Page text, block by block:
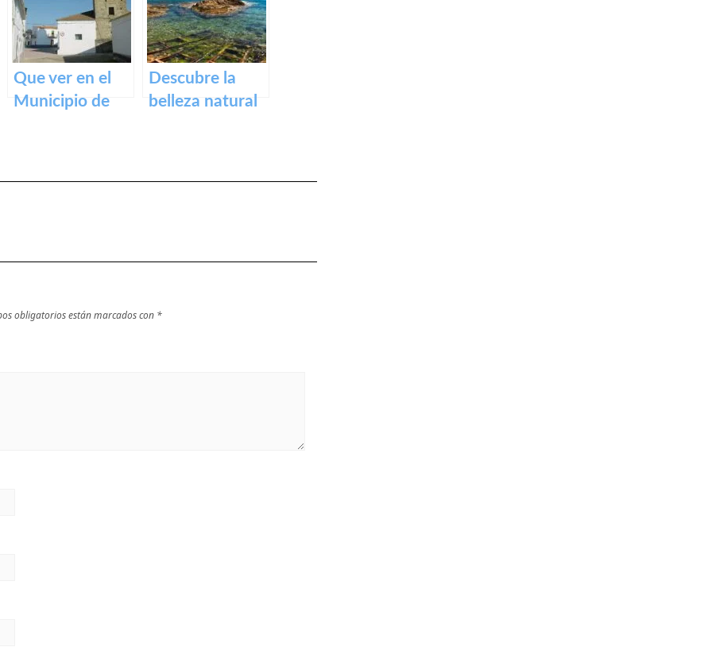
turismo cultural
en tu próxima
visita
de Alcántara
Que ver en el
Municipio de
Descubre la
belleza natural
obligatorios están marcados con *